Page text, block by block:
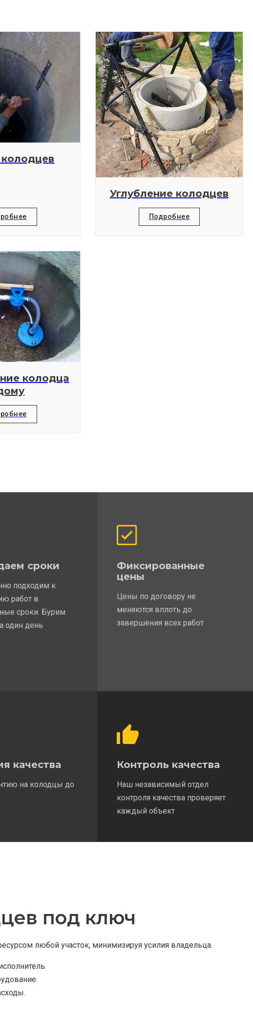
Углубление колодцев
Подробнее
колодца
сроки
подходим к
работ в
сроки. Бурим
один день
Фиксированные
цены
Цены по договору не
меняются вплоть до
завершения всех работ
качества
на колодцы до
Контроль качества
Наш независимый отдел
контроля качества проверяет
каждый объект
под ключ
любой участок, минимизируя усилия владельца.